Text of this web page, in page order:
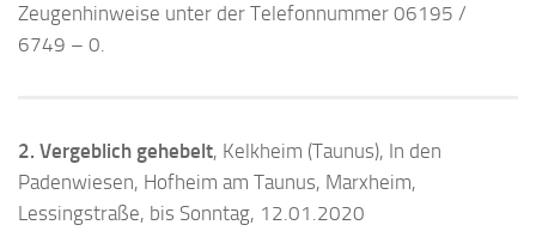
Zeugenhinweise unter der Telefonnummer 06195 /
6749 – 0.
2. Vergeblich gehebelt, Kelkheim (Taunus), In den
Padenwiesen, Hofheim am Taunus, Marxheim,
Lessingstraße, bis Sonntag, 12.01.2020